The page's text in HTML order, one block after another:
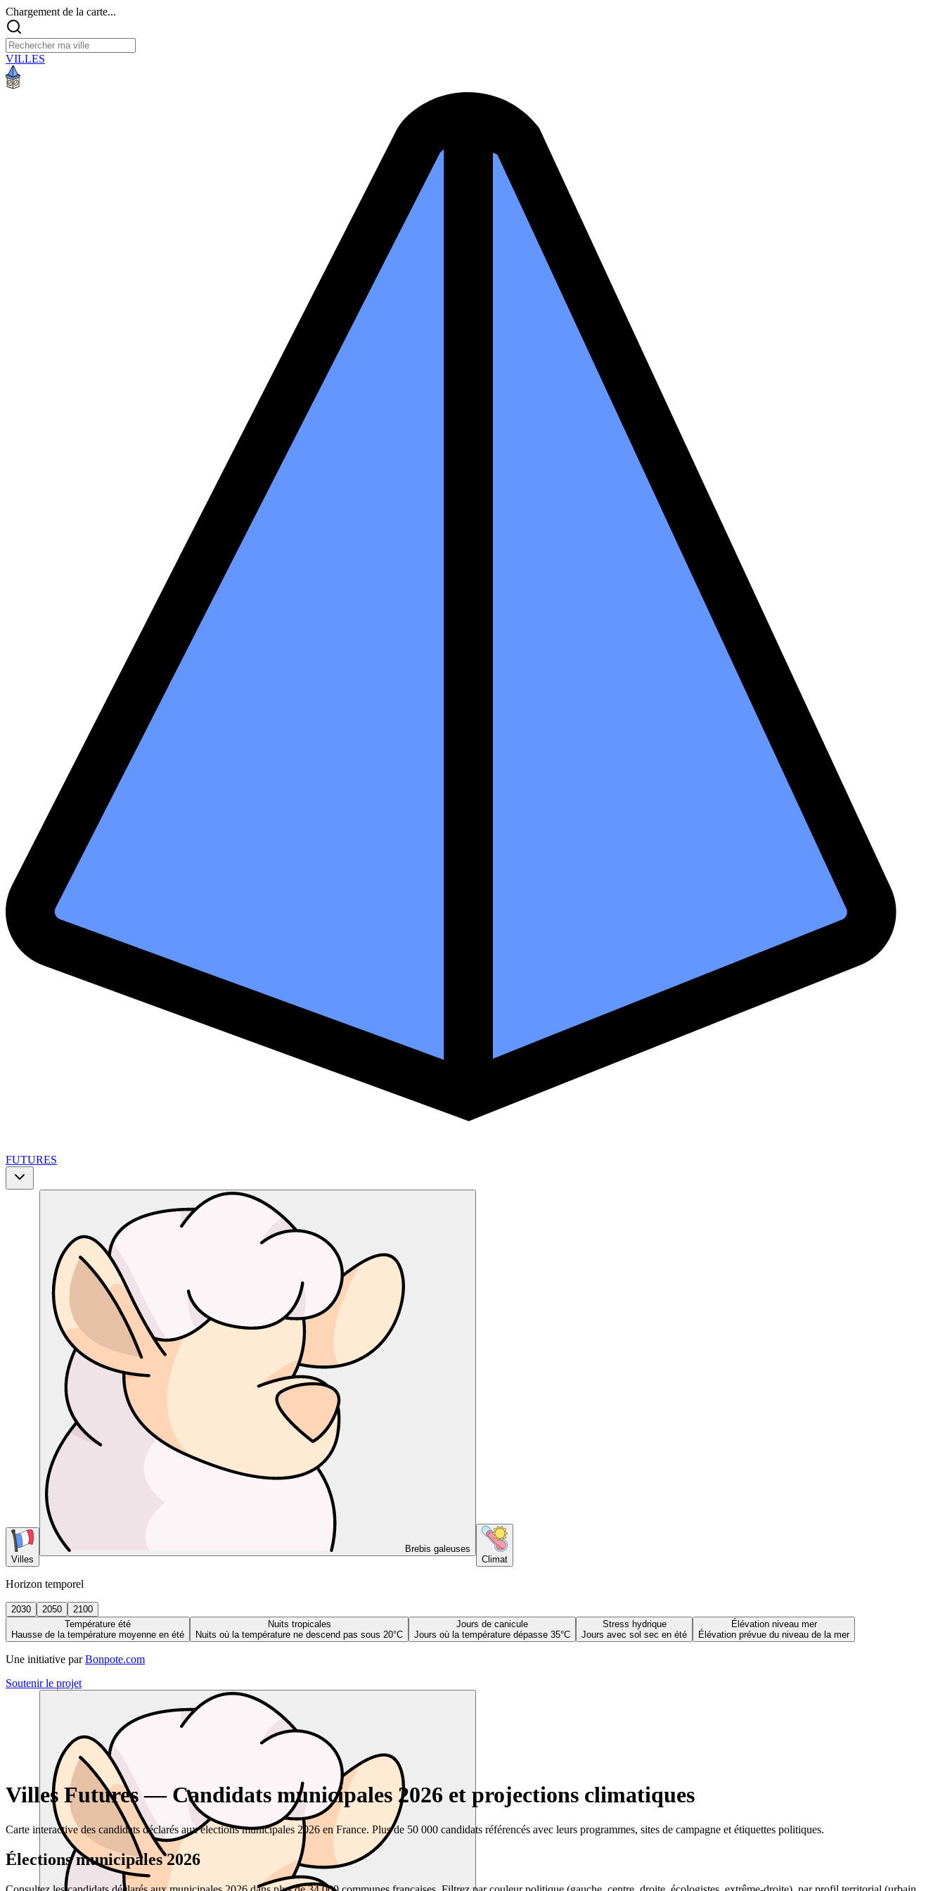
Chargement de la carte...
VILLES
FUTURES
Villes
Brebis galeuses
Climat
Horizon temporel
2030 2050
2100
Température été
Hausse de la température moyenne en été
Nuits tropicales
Nuits où la température ne descend pas sous 20°C
Jours de canicule
Jours où la température dépasse 35°C
Stress hydrique
Jours avec sol sec en été
Élévation niveau mer
Élévation prévue du niveau de la mer
Une initiative par Bonpote.com
Soutenir le projet
Villes Futures — Candidats municipales 2026 et projections climatiques
Carte interactive des candidats déclarés aux élections municipales 2026 en France. Plus de 50 000 candidats référencés avec leurs programmes, sites de campagne et étiquettes politiques.
Élections municipales 2026